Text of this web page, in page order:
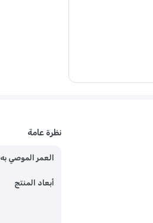
نظرة عامة
العمر الموصي به
أبعاد المنتج